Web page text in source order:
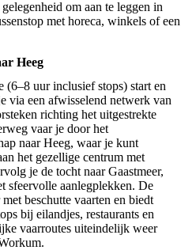
om aan te leggen in
met horeca, winkels of een
Heeg
(6–8 uur inclusief stops) start en
via een afwisselend netwerk van
richting het uitgestrekte
vaar je door het
naar Heeg, waar je kunt
het gezellige centrum met
je de tocht naar Gaastmeer,
sfeervolle aanlegplekken. De
beschutte vaarten en biedt
bij eilandjes, restaurants en
vaarroutes uiteindelijk weer